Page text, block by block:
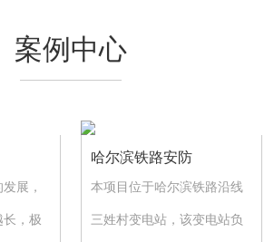
案例中心
展，
长，极
哈尔滨铁路安防
本项目位于哈尔滨铁路沿线
三姓村变电站，该变电站负